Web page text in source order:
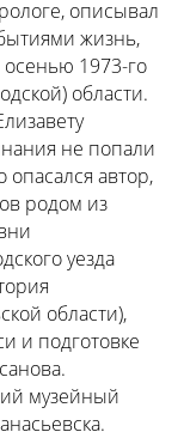
описывал
жизнь,
осенью 1973-го
области.
не попали
автор,
родом из
уезда
области),
и подготовке
музейный